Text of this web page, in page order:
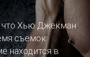
что Хью Джекман
съемок
находится в